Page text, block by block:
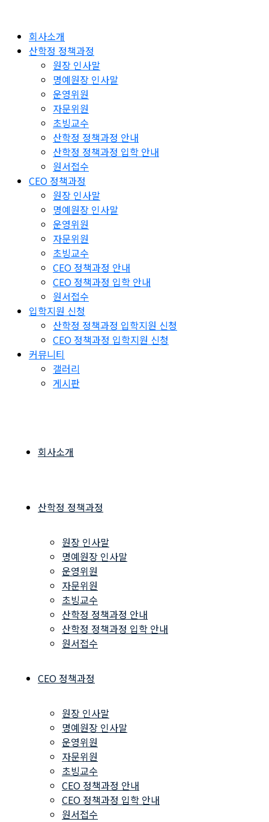
회사소개
산학정 정책과정
원장 인사말
명예원장 인사말
운영위원
자문위원
초빙교수
산학정 정책과정 안내
산학정 정책과정 입학 안내
원서접수
CEO 정책과정
원장 인사말
명예원장 인사말
운영위원
자문위원
초빙교수
CEO 정책과정 안내
CEO 정책과정 입학 안내
원서접수
입학지원 신청
산학정 정책과정 입학지원 신청
CEO 정책과정 입학지원 신청
커뮤니티
갤러리
게시판
회사소개
산학정 정책과정
원장 인사말
명예원장 인사말
운영위원
자문위원
초빙교수
산학정 정책과정 안내
산학정 정책과정 입학 안내
원서접수
CEO 정책과정
원장 인사말
명예원장 인사말
운영위원
자문위원
초빙교수
CEO 정책과정 안내
CEO 정책과정 입학 안내
원서접수